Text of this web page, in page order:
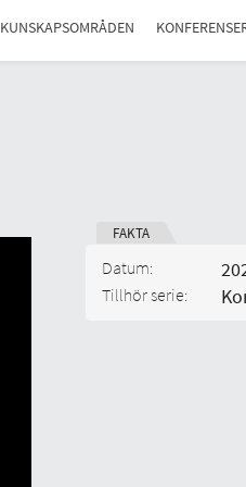
KUNSKAPSOMRÅDEN
FAKTA
Datum:
Tillhör serie: